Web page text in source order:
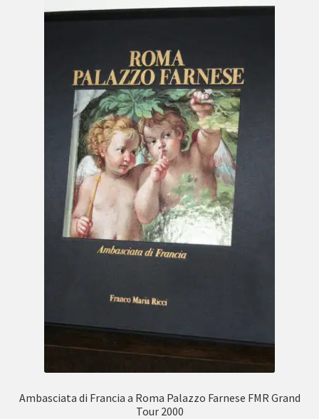
Ambasciata di Francia a Roma Palazzo Farnese FMR Grand
Tour 2000